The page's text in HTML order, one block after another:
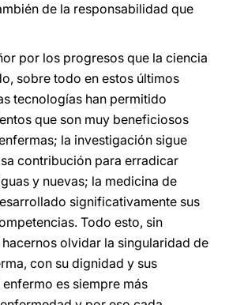
de la responsabilidad que
por los progresos que la ciencia
sobre todo en estos últimos
tecnologías han permitido
que son muy beneficiosos
la investigación sigue
contribución para erradicar
y nuevas; la medicina de
significativamente sus
Todo esto, sin
olvidar la singularidad de
con su dignidad y sus
enfermo es siempre más